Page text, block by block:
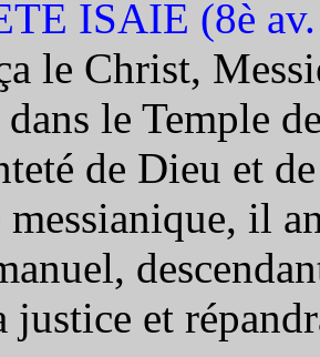
ISAIE (8è
le Christ,
le Temple
de Dieu et
il
justice et